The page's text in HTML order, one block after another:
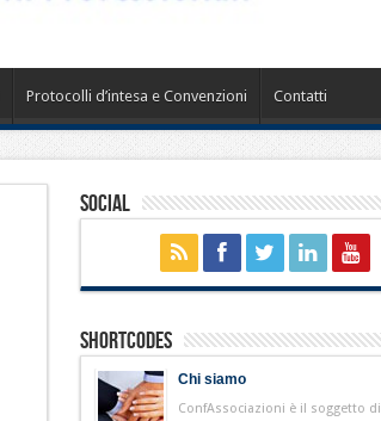
Protocolli d’intesa e Convenzioni Contatti
Social
Shortcodes
Chi siamo
ConfAssociazioni è il soggetto di